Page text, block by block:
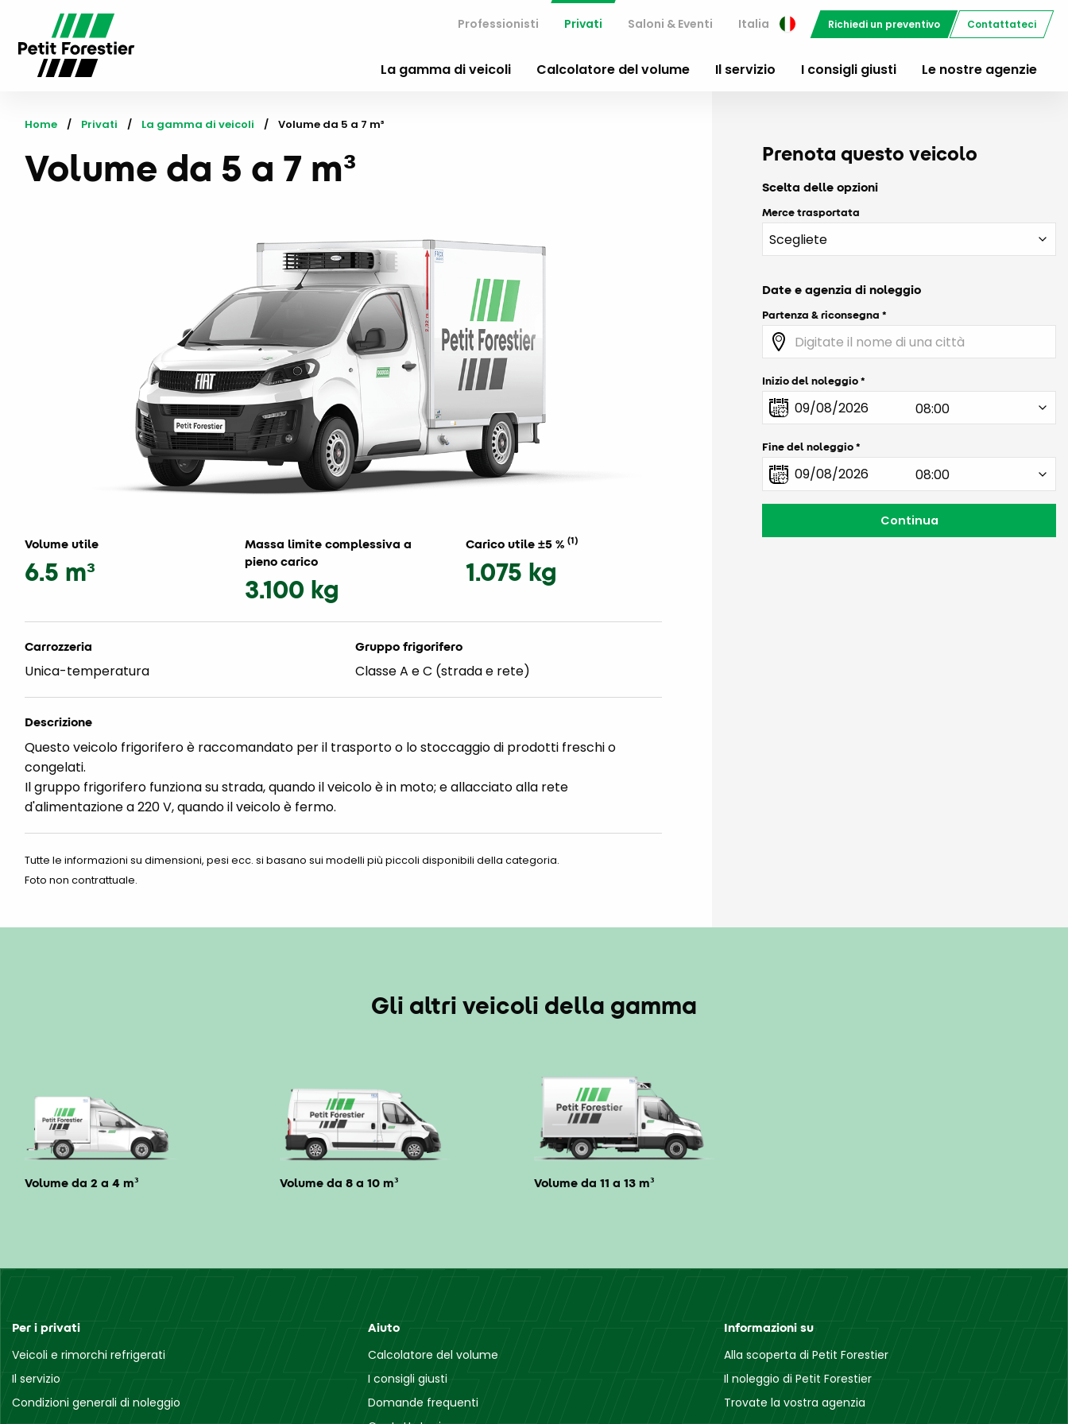
Professionisti Privati Saloni & Eventi Italia Richiedi un preventivo Contattateci
La gamma di veicoli Calcolatore del volume Il servizio I consigli giusti Le nostre agenzie
Home Privati La gamma di veicoli Current:
Volume da 5 a 7 m³
Volume da 5 a 7 m³
Volume utile
6.5 m³
Massa limite complessiva a
pieno carico
3.100 kg
Carico utile ±5 % (1)
1.075 kg
Carrozzeria
Unica-temperatura
Gruppo frigorifero
Classe A e C (strada e rete)
Descrizione
Questo veicolo frigorifero è raccomandato per il trasporto o lo stoccaggio di prodotti freschi o
congelati.
Il gruppo frigorifero funziona su strada, quando il veicolo è in moto; e allacciato alla rete
d'alimentazione a 220 V, quando il veicolo è fermo.
Tutte le informazioni su dimensioni, pesi ecc. si basano sui modelli più piccoli disponibili della categoria.
Foto non contrattuale.
Prenota questo veicolo
Scelta delle opzioni
Merce trasportata
Date e agenzia di noleggio
Partenza & riconsegna
Inizio del noleggio
Fine del noleggio
Gli altri veicoli della gamma
Volume da 2 a 4 m³ Volume da 8 a 10 m³ Volume da 11 a 13 m³
Per i privati
Veicoli e rimorchi refrigerati
Il servizio
Condizioni generali di noleggio
Aiuto
Calcolatore del volume
I consigli giusti
Domande frequenti
Informazioni su
Alla scoperta di Petit Forestier
Il noleggio di Petit Forestier
Trovate la vostra agenzia